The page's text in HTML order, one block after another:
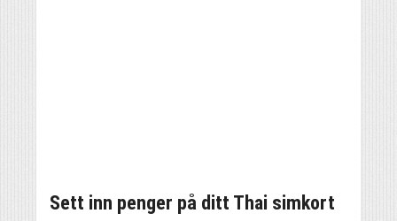
Sett inn penger på ditt Thai simkort